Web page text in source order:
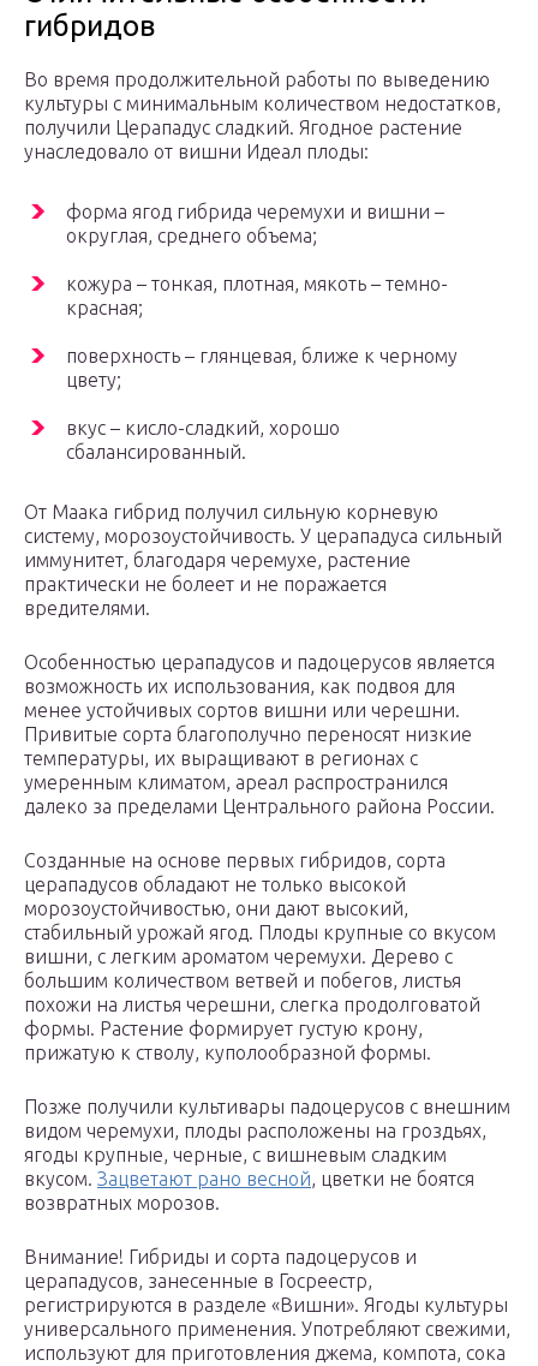
гибридов
Во время продолжительной работы по выведению
культуры с минимальным количеством недостатков,
получили Церападус сладкий. Ягодное растение
унаследовало от вишни Идеал плоды:
форма ягод гибрида черемухи и вишни –
округлая, среднего объема;
кожура – тонкая, плотная, мякоть – темно-
красная;
поверхность – глянцевая, ближе к черному
цвету;
вкус – кисло-сладкий, хорошо
сбалансированный.
От Маака гибрид получил сильную корневую
систему, морозоустойчивость. У церападуса сильный
иммунитет, благодаря черемухе, растение
практически не болеет и не поражается
вредителями.
Особенностью церападусов и падоцерусов является
возможность их использования, как подвоя для
менее устойчивых сортов вишни или черешни.
Привитые сорта благополучно переносят низкие
температуры, их выращивают в регионах с
умеренным климатом, ареал распространился
далеко за пределами Центрального района России.
Созданные на основе первых гибридов, сорта
церападусов обладают не только высокой
морозоустойчивостью, они дают высокий,
стабильный урожай ягод. Плоды крупные со вкусом
вишни, с легким ароматом черемухи. Дерево с
большим количеством ветвей и побегов, листья
похожи на листья черешни, слегка продолговатой
формы. Растение формирует густую крону,
прижатую к стволу, куполообразной формы.
Позже получили культивары падоцерусов с внешним
видом черемухи, плоды расположены на гроздьях,
ягоды крупные, черные, с вишневым сладким
вкусом. Зацветают рано весной, цветки не боятся
возвратных морозов.
Внимание! Гибриды и сорта падоцерусов и
церападусов, занесенные в Госреестр,
регистрируются в разделе «Вишни». Ягоды культуры
универсального применения. Употребляют свежими,
используют для приготовления джема, компота, сока